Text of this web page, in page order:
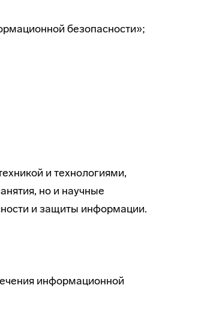
безопасности»;
и технологиями,
но и научные
и защиты информации.
информационной